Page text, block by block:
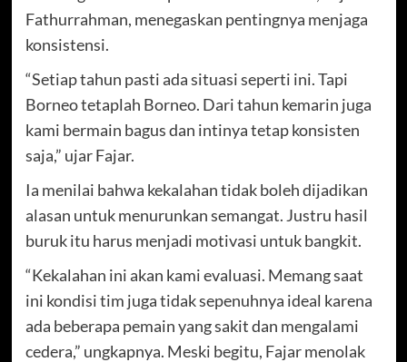
Fathurrahman, menegaskan pentingnya menjaga
konsistensi.
“Setiap tahun pasti ada situasi seperti ini. Tapi
Borneo tetaplah Borneo. Dari tahun kemarin juga
kami bermain bagus dan intinya tetap konsisten
saja,” ujar Fajar.
Ia menilai bahwa kekalahan tidak boleh dijadikan
alasan untuk menurunkan semangat. Justru hasil
buruk itu harus menjadi motivasi untuk bangkit.
“Kekalahan ini akan kami evaluasi. Memang saat
ini kondisi tim juga tidak sepenuhnya ideal karena
ada beberapa pemain yang sakit dan mengalami
cedera,” ungkapnya. Meski begitu, Fajar menolak